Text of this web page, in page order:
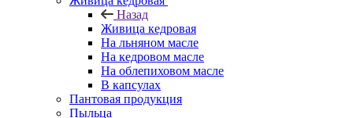
Назад
Живица кедровая
На льняном масле
На кедровом масле
На облепиховом масле
В капсулах
Пантовая продукция
Пыльца